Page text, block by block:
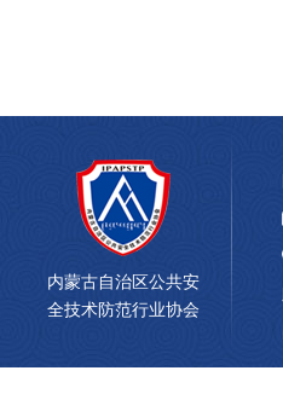
内蒙古自治区公共安
全技术防范行业协会